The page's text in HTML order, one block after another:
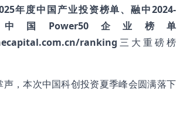
年度中国产业投资榜单、融中2024-
国Power50企业榜单
ranking 三大重磅榜
，本次中国科创投资夏季峰会圆满落下